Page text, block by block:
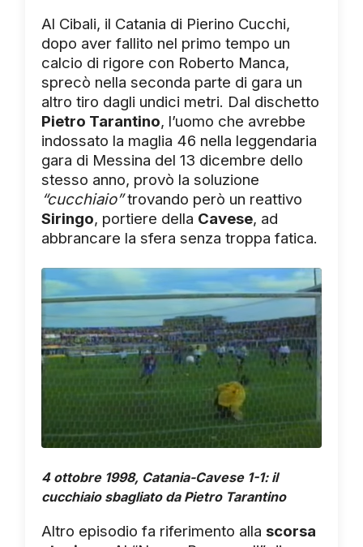
Al Cibali, il Catania di Pierino Cucchi,
dopo aver fallito nel primo tempo un
calcio di rigore con Roberto Manca,
sprecò nella seconda parte di gara un
altro tiro dagli undici metri. Dal dischetto
Pietro Tarantino, l’uomo che avrebbe
indossato la maglia 46 nella leggendaria
gara di Messina del 13 dicembre dello
stesso anno, provò la soluzione
“cucchiaio”trovando però un reattivo
Siringo, portiere della Cavese, ad
abbrancare la sfera senza troppa fatica.
4 ottobre 1998, Catania-Cavese 1-1: il
cucchiaio sbagliato da Pietro Tarantino
Altro episodio fa riferimento alla scorsa